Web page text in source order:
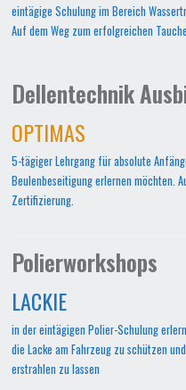
eintägige Schulung im Bereich
Auf dem Weg zum erfolgreichen
Dellentechnik
OPTIMAS
5-tägiger Lehrgang für absolute
Beulenbeseitigung erlernen möchten.
Zertifizierung.
Polierworkshops
LACKIE
in der eintägigen Polier-Schulung
die Lacke am Fahrzeug zu schützen
erstrahlen zu lassen